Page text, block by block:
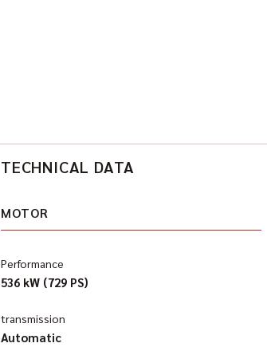
TECHNICAL DATA
MOTOR
Performance
536 kW (729 PS)
transmission
Automatic